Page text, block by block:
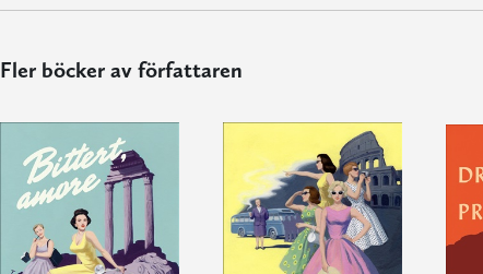
Fler böcker av författaren